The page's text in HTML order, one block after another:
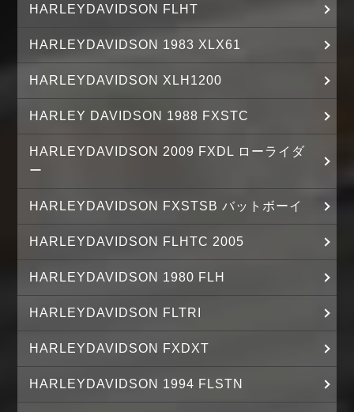
HARLEYDAVIDSON FLHT
HARLEYDAVIDSON 1983 XLX61
HARLEYDAVIDSON XLH1200
HARLEY DAVIDSON 1988 FXSTC
HARLEYDAVIDSON 2009 FXDL ローライダ
ー
HARLEYDAVIDSON FXSTSB バットボーイ
HARLEYDAVIDSON FLHTC 2005
HARLEYDAVIDSON 1980 FLH
HARLEYDAVIDSON FLTRI
HARLEYDAVIDSON FXDXT
HARLEYDAVIDSON 1994 FLSTN